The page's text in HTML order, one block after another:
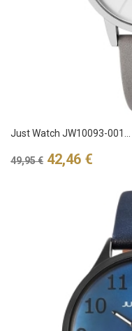
Just Watch JW10093-001...
Verkaufspreis
49,95 € Preis
42,46 €